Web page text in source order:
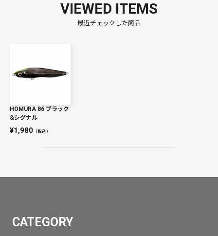
VIEWED ITEMS
最近チェックした商品
HOMURA 86 ブラック
&シグナル
1,980 （税込）
CATEGORY